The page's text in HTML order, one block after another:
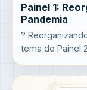
Painel 1:
Pandemia
?
tema do Painel